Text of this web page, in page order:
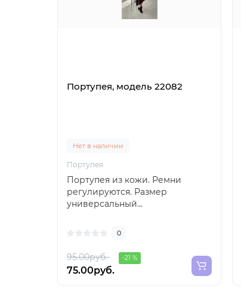
Портупея, модель 22082
Нет в наличии
Портупея
Портупея из кожи. Ремни
регулируются. Размер
универсальный...
0
95.00руб. -21 %
75.00руб.